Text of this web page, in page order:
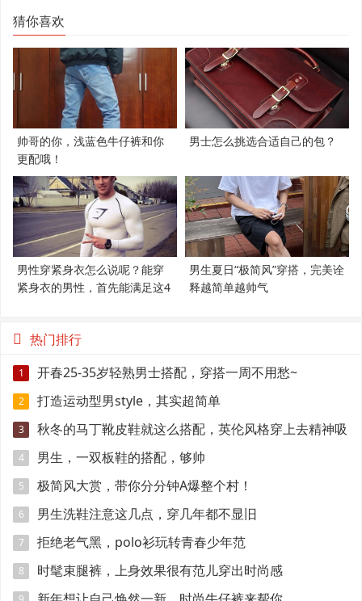
猜你喜欢
帅哥的你，浅蓝色牛仔裤和你
更配哦！
男士怎么挑选合适自己的包？
男性穿紧身衣怎么说呢？能穿
紧身衣的男性，首先能满足这4
男生夏日“极简风”穿搭，完美诠
释越简单越帅气
热门排行
1 开春25-35岁轻熟男士搭配，穿搭一周不用愁~
2 打造运动型男style，其实超简单
3
秋冬的马丁靴皮鞋就这么搭配，英伦风格穿上去精神吸
引眼球
4 男生，一双板鞋的搭配，够帅
5 极简风大赏，带你分分钟A爆整个村！
6 男生洗鞋注意这几点，穿几年都不显旧
7 拒绝老气黑，polo衫玩转青春少年范
8 时髦束腿裤，上身效果很有范儿穿出时尚感